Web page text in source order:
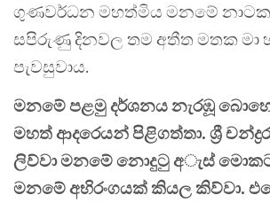
ගුණවර්ධන මහත්මිය මනමේ
සපිරුණු දිනවල තම අතීත මතක මා
පැවසුවාය.
මනමේ පළමු දර්ශනය නැරඹූ
මහත් ආදරෙයන් පිළිගත්තා. ශ්‍රී
ලිව්වා මනමේ නොදුටු අැස්
මනමේ අභිරංගයක් කියල කිව්වා.